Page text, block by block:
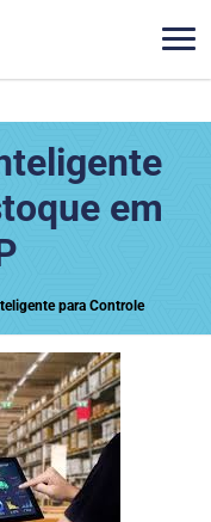
em
para Controle